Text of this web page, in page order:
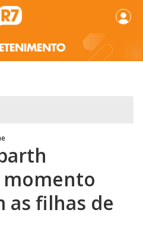
as filhas de